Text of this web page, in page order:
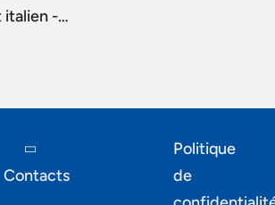
italien -…
Contacts
Politique
de